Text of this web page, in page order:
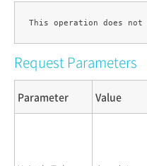
Request Parameters
Parameter Value